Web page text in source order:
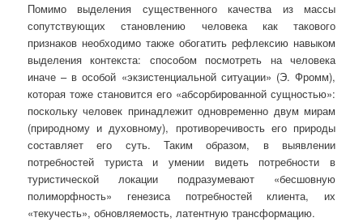
Помимо выделения существенного качества из массы
сопутствующих становлению человека как такового
признаков необходимо также обогатить рефлексию навыком
выделения контекста: способом посмотреть на человека
иначе – в особой «экзистенциальной ситуации» (Э. Фромм),
которая тоже становится его «абсорбированной сущностью»:
поскольку человек принадлежит одновременно двум мирам
(природному и духовному), противоречивость его природы
составляет его суть. Таким образом, в выявлении
потребностей туриста и умении видеть потребности в
туристической локации подразумевают «бесшовную
полиморфность» генезиса потребностей клиента, их
«текучесть», обновляемость, латентную трансформацию.